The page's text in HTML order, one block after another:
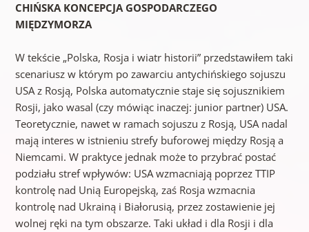
CHIŃSKA KONCEPCJA GOSPODARCZEGO
MIĘDZYMORZA
W tekście „Polska, Rosja i wiatr historii” przedstawiłem taki
scenariusz w którym po zawarciu antychińskiego sojuszu
USA z Rosją, Polska automatycznie staje się sojusznikiem
Rosji, jako wasal (czy mówiąc inaczej: junior partner) USA.
Teoretycznie, nawet w ramach sojuszu z Rosją, USA nadal
mają interes w istnieniu strefy buforowej między Rosją a
Niemcami. W praktyce jednak może to przybrać postać
podziału stref wpływów: USA wzmacniają poprzez TTIP
kontrolę nad Unią Europejską, zaś Rosja wzmacnia
kontrolę nad Ukrainą i Białorusią, przez zostawienie jej
wolnej ręki na tym obszarze. Taki układ i dla Rosji i dla